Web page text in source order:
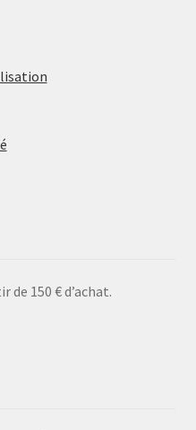
de 150 € d’achat.